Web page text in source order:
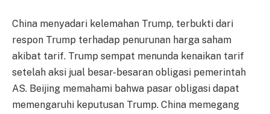
China menyadari kelemahan Trump, terbukti dari
respon Trump terhadap penurunan harga saham
akibat tarif. Trump sempat menunda kenaikan tarif
setelah aksi jual besar-besaran obligasi pemerintah
AS. Beijing memahami bahwa pasar obligasi dapat
memengaruhi keputusan Trump. China memegang